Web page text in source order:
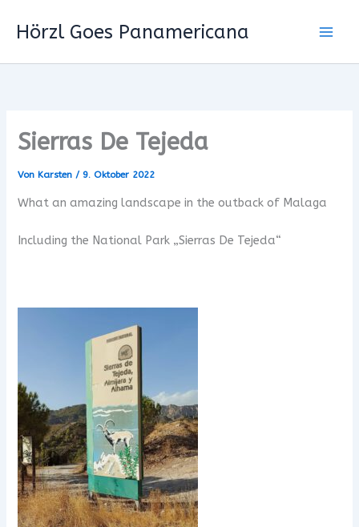
InhaltHörzl Goes Panamericana
Sierras De Tejeda
Von Karsten/9. Oktober 2022
What an amazing landscape in the outback of Malaga
Including the National Park „Sierras De Tejeda“